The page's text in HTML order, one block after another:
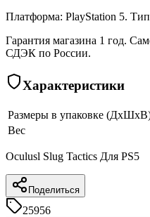
Платформа: PlayStation 5.
Гарантия магазина 1 год.
СДЭК по России.
Характеристики
Размеры в упаковке
Вес
Oculusl Slug Tactics Для PS5
Поделиться
25956